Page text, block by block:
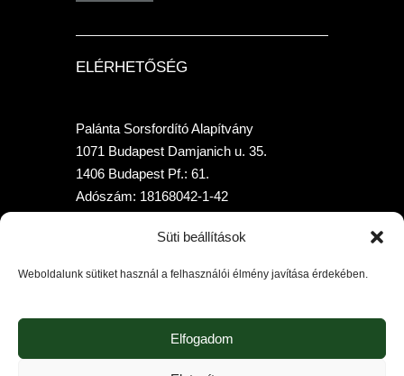
Süti beállítások
Weboldalunk sütiket használ a felhasználói élmény javítása érdekében.
Elfogadom
ELÉRHETŐSÉG
Palánta Sorsfordító Alapítvány
1071 Budapest Damjanich u. 35.
1406 Budapest Pf.: 61.
Adószám: 18168042-1-42
Bankszámlaszám: 10400205-02010397-